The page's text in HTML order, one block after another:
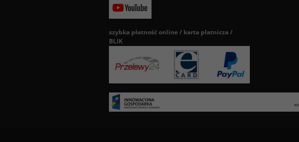
szybka płatność online / karta płatnicza /
BLIK